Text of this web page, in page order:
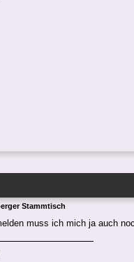
Stammtisch
muss ich mich ja auch